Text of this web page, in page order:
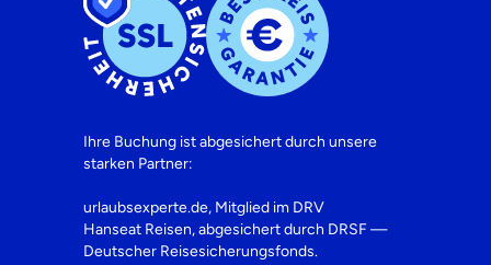
Ihre Buchung ist abgesichert durch unsere
starken Partner:
urlaubsexperte.de, Mitglied im DRV
Hanseat Reisen, abgesichert durch DRSF —
Deutscher Reisesicherungsfonds.